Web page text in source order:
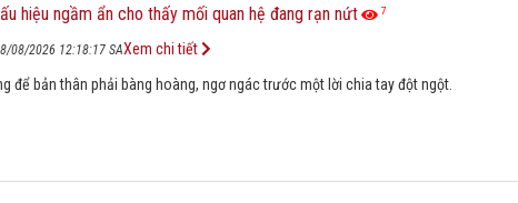
hiệu ngầm ẩn cho thấy mối quan hệ đang rạn nứt 7
08/2026 12:18:17 SA
để bản thân phải bàng hoàng, ngơ ngác trước một lời chia tay đột ngột.
Xem chi tiết